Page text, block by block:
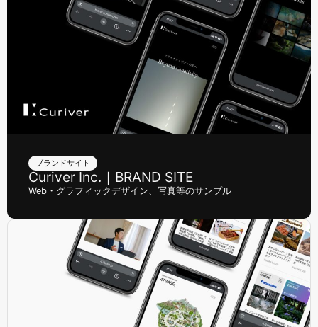
ブランドサイト
Curiver Inc.｜BRAND SITE
Web・グラフィックデザイン、写真等のサンプル